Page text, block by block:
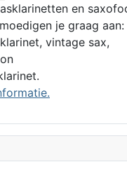
en
je graag aan:
vintage sax,